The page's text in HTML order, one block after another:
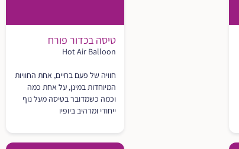
טיסה בכדור פורח
Hot Air Balloon
חוויה של פעם בחיים, אחת החוויות
המיוחדות במינן, על אחת כמה
וכמה כשמדובר בטיסה מעל נוף
ייחודי ומרהיב ביופיו